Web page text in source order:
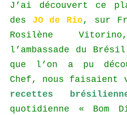
J’ai découvert ce
des JO de Rio, sur
Rosilène
l’ambassade du
que l’on a pu
Chef, nous faisaient
recettes brésilienn
quotidienne « Bom